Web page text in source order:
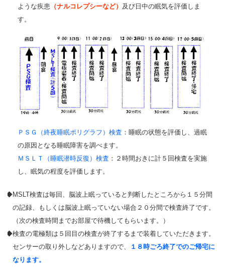
ような疾患 （ナルコレプシーなど） 及び日中の眠気を評価しま
す。
ＰＳＧ（終夜睡眠ポリグラフ）検査 ：睡眠の状態を評価し、過眠
の原因となる睡眠障害を調べます。
ＭＳＬＴ（睡眠潜時反復）検査 ：２時間おきに計５回検査を実施
し、眠気の程度を評価します。
MSLT検査は毎回、脳波上眠っていると判断したところから１５分間
の記録、もしくは脳波上眠っていない場合２０分間で検査終了です。
（次の検査時間までお部屋で待機してもらいます。）
検査の電極類は５回目の検査が終了するまで装着していただきます。
センサーの取り外しなどありますので、
１８時ごろ終了でのご帰宅に
なります。